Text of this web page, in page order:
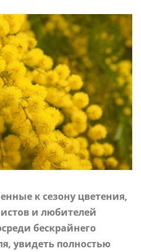
к сезону цветения,
и любителей
бескрайнего
увидеть полностью